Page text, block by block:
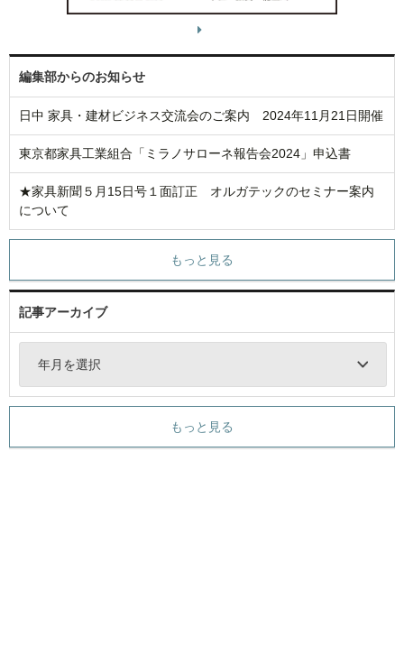
編集部からのお知らせ
日中 家具・建材ビジネス交流会のご案内 2024年11月21日開催
東京都家具工業組合「ミラノサローネ報告会2024」申込書
★家具新聞５月15日号１面訂正 オルガテックのセミナー案内
について
もっと見る
記事アーカイブ
年月を選択
もっと見る